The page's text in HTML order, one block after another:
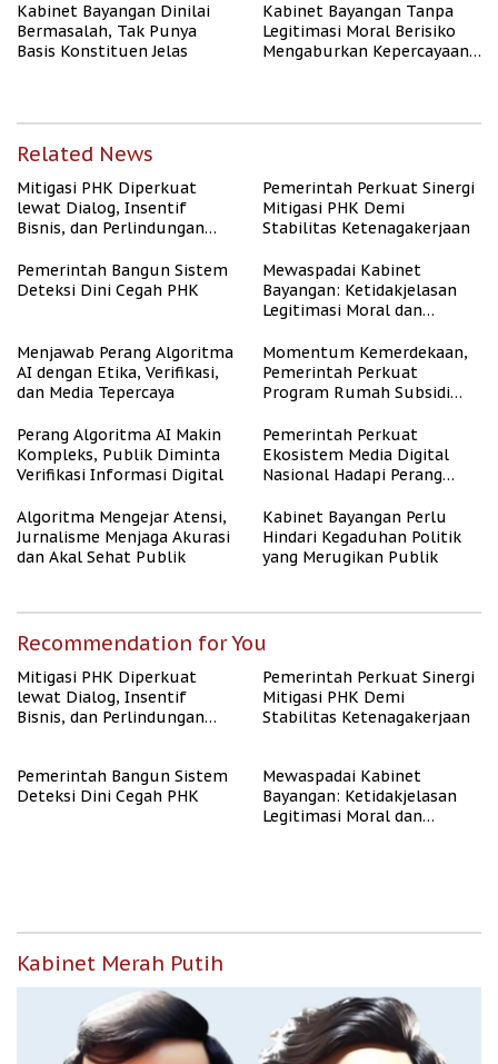
Kabinet Bayangan Dinilai
Bermasalah, Tak Punya
Basis Konstituen Jelas
Kabinet Bayangan Tanpa
Legitimasi Moral Berisiko
Mengaburkan Kepercayaan
Related News
Mitigasi PHK Diperkuat
lewat Dialog, Insentif
Bisnis, dan Perlindungan
Pemerintah Perkuat Sinergi
Mitigasi PHK Demi
Stabilitas Ketenagakerjaan
Pemerintah Bangun Sistem
Deteksi Dini Cegah PHK
Mewaspadai Kabinet
Bayangan: Ketidakjelasan
Legitimasi Moral dan
Menjawab Perang Algoritma
AI dengan Etika, Verifikasi,
dan Media Tepercaya
Momentum Kemerdekaan,
Pemerintah Perkuat
Program Rumah Subsidi
Berpenghasilan Rendah
Perang Algoritma AI Makin
Kompleks, Publik Diminta
Verifikasi Informasi Digital
Pemerintah Perkuat
Ekosistem Media Digital
Nasional Hadapi Perang
Algoritma Mengejar Atensi,
Jurnalisme Menjaga Akurasi
dan Akal Sehat Publik
Kabinet Bayangan Perlu
Hindari Kegaduhan Politik
yang Merugikan Publik
Recommendation for You
Mitigasi PHK Diperkuat
lewat Dialog, Insentif
Bisnis, dan Perlindungan
Pemerintah Perkuat Sinergi
Mitigasi PHK Demi
Stabilitas Ketenagakerjaan
Pemerintah Bangun Sistem
Deteksi Dini Cegah PHK
Mewaspadai Kabinet
Bayangan: Ketidakjelasan
Legitimasi Moral dan
Kabinet Merah Putih